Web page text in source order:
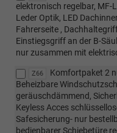
elektronisch regelbar, MF-
Leder Optik, LED
Fahrerseite ,
Einstiegsgriff an der B-
nur zusammen mit
Z66
Komfortpaket 2
Beheizbare
geräuschdämmend,
Keyless Acces
Safesicherung- nur
bedienbarer Schiebetüre